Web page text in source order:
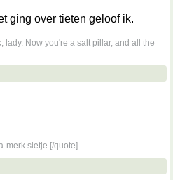
ging over tieten geloof ik.
lady. Now you're a salt pillar, and all the
merk sletje.[/quote]